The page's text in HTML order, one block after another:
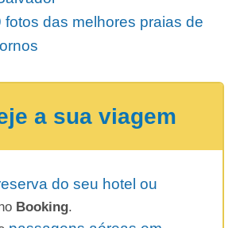
fotos das melhores praias de
a sua viagem
do seu hotel ou
Booking.